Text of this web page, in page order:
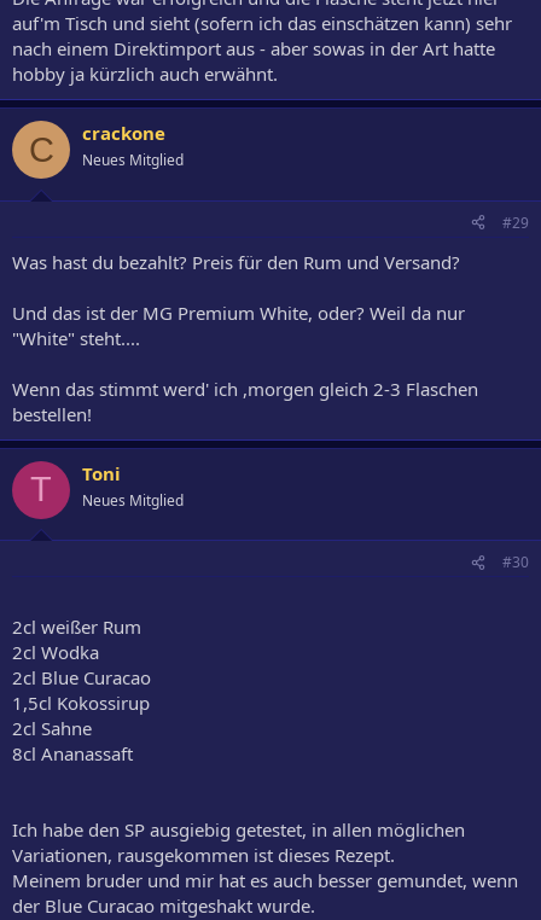
auf'm Tisch und sieht (sofern ich das einschätzen kann) sehr
nach einem Direktimport aus - aber sowas in der Art hatte
hobby ja kürzlich auch erwähnt.
C crackone
Neues Mitglied
#29
Was hast du bezahlt? Preis für den Rum und Versand?
Und das ist der MG Premium White, oder? Weil da nur
"White" steht....
Wenn das stimmt werd' ich ,morgen gleich 2-3 Flaschen
bestellen!
T Toni
Neues Mitglied
#30
2cl weißer Rum
2cl Wodka
2cl Blue Curacao
1,5cl Kokossirup
2cl Sahne
8cl Ananassaft
Ich habe den SP ausgiebig getestet, in allen möglichen
Variationen, rausgekommen ist dieses Rezept.
Meinem bruder und mir hat es auch besser gemundet, wenn
der Blue Curacao mitgeshakt wurde.